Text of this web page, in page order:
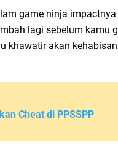
game ninja
lagi sebelum kamu
khawatir akan
Cheat di PPSSPP